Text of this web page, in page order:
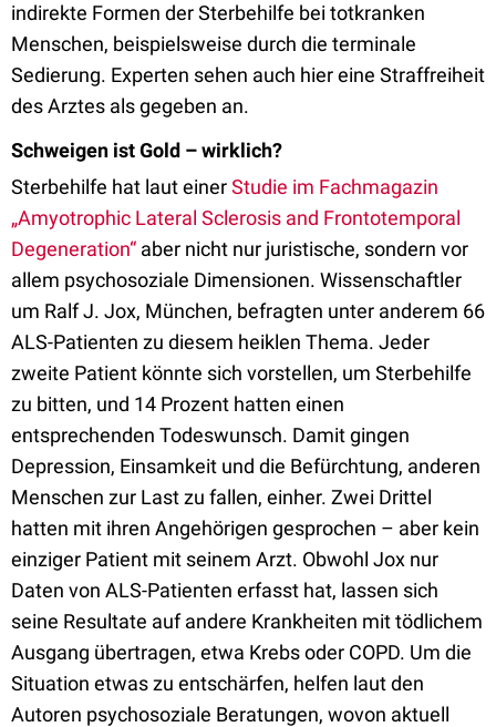
indirekte Formen der Sterbehilfe bei totkranken
Menschen, beispielsweise durch die terminale
Sedierung. Experten sehen auch hier eine Straffreiheit
des Arztes als gegeben an.
Schweigen ist Gold – wirklich?
Sterbehilfe hat laut einerStudie im Fachmagazin
„Amyotrophic Lateral Sclerosis and Frontotemporal
Degeneration“ aber nicht nur juristische, sondern vor
allem psychosoziale Dimensionen. Wissenschaftler
um Ralf J. Jox, München, befragten unter anderem 66
ALS-Patienten zu diesem heiklen Thema. Jeder
zweite Patient könnte sich vorstellen, um Sterbehilfe
zu bitten, und 14 Prozent hatten einen
entsprechenden Todeswunsch. Damit gingen
Depression, Einsamkeit und die Befürchtung, anderen
Menschen zur Last zu fallen, einher. Zwei Drittel
hatten mit ihren Angehörigen gesprochen – aber kein
einziger Patient mit seinem Arzt. Obwohl Jox nur
Daten von ALS-Patienten erfasst hat, lassen sich
seine Resultate auf andere Krankheiten mit tödlichem
Ausgang übertragen, etwa Krebs oder COPD. Um die
Situation etwas zu entschärfen, helfen laut den
Autoren psychosoziale Beratungen, wovon aktuell